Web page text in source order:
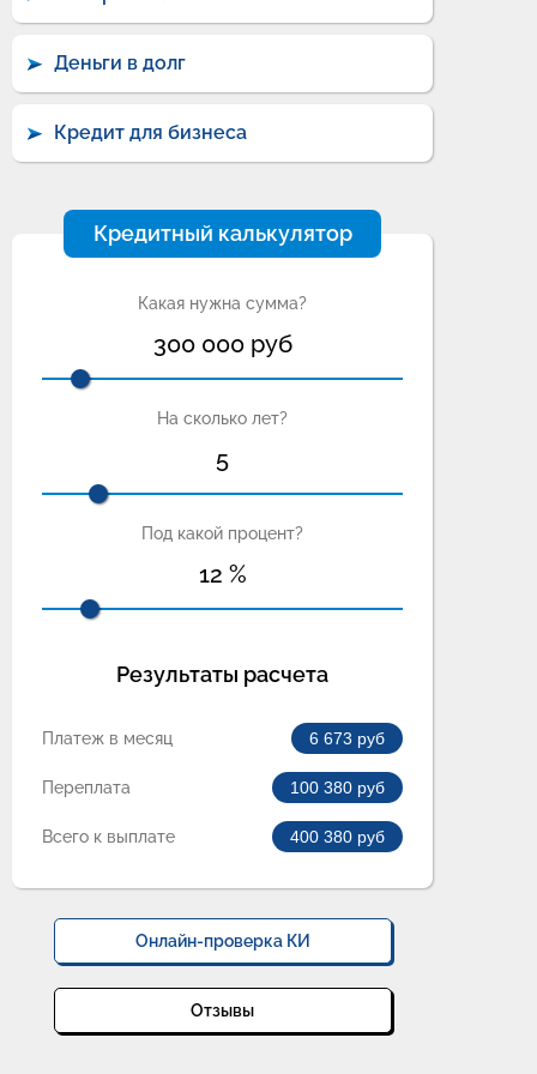
Деньги в долг
Кредит для бизнеса
Кредитный калькулятор
Какая нужна сумма?
300 000руб
На сколько лет?
5
Под какой процент?
12 %
Результаты расчета
Платеж в месяц 6 673 руб
Переплата 100 380 руб
Всего к выплате 400 380 руб
Онлайн-проверка КИ
Отзывы